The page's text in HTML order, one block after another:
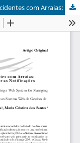
Uma Contribuição para a Notificação de Acidentes com Arraias: Desenvolvimento de um Sistema Web para Gerir as Notificações